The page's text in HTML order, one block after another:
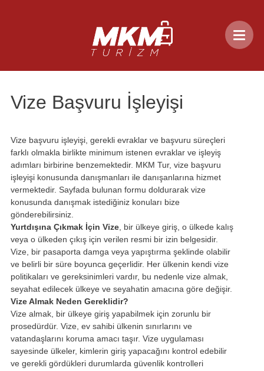
Vize Başvuru İşleyişi
Vize başvuru işleyişi, gerekli evraklar ve başvuru süreçleri
farklı olmakla birlikte minimum istenen evraklar ve işleyiş
adımları birbirine benzemektedir. MKM Tur, vize başvuru
işleyişi konusunda danışmanları ile danışanlarına hizmet
vermektedir. Sayfada bulunan formu doldurarak vize
konusunda danışmak istediğiniz konuları bize
gönderebilirsiniz.
Yurtdışına Çıkmak İçin Vize, bir ülkeye giriş, o ülkede kalış
veya o ülkeden çıkış için verilen resmi bir izin belgesidir.
Vize, bir pasaporta damga veya yapıştırma şeklinde olabilir
ve belirli bir süre boyunca geçerlidir. Her ülkenin kendi vize
politikaları ve gereksinimleri vardır, bu nedenle vize almak,
seyahat edilecek ülkeye ve seyahatin amacına göre değişir.
Vize Almak Neden Gereklidir?
Vize almak, bir ülkeye giriş yapabilmek için zorunlu bir
prosedürdür. Vize, ev sahibi ülkenin sınırlarını ve
vatandaşlarını koruma amacı taşır. Vize uygulaması
sayesinde ülkeler, kimlerin giriş yapacağını kontrol edebilir
ve gerekli gördükleri durumlarda güvenlik kontrolleri